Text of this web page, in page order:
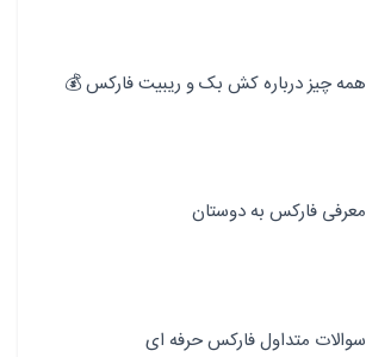
همه چیز درباره کش بک و ریبیت فارکس 💰
معرفی فارکس به دوستان
سوالات متداول فارکس حرفه ای